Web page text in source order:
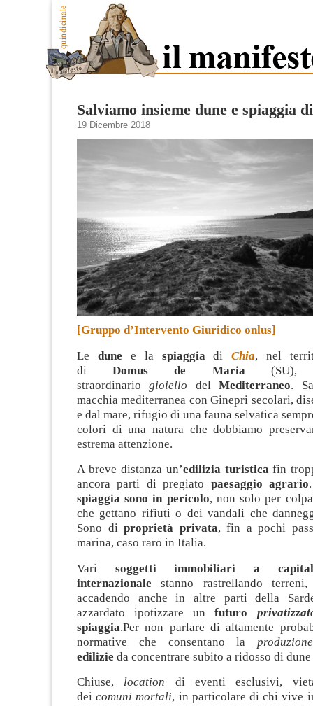
Salviamo insieme dune e spiaggia
19 Dicembre 2018
[Gruppo d’Intervento Giuridico onlus]
Le dune e la spiaggiadiChia, nel
diDomus de Maria(SU),
straordinariogioiello delMediterraneo.
macchia mediterranea con Ginepri secolari,
e dal mare, rifugio di una fauna selvatica
colori di una natura che dobbiamo
estrema attenzione.
A breve distanza un’edilizia turisticafin
ancora parti di pregiato paesaggio agrario
spiaggia sono in pericolo, non solo per
che gettano rifiuti o dei vandali che
Sono diproprietà privata, fin a pochi
marina, caso raro in Italia.
Vari soggetti immobiliari a
internazionale stanno rastrellando
accadendo anche in altre parti della
azzardato ipotizzare unfuturo
spiaggia.Per non parlare di altamente
normative che consentano la produzione
edilizie da concentrare subito a ridosso di
Chiuse, location di eventi esclusivi,
deicomuni mortali, in particolare di chi vive